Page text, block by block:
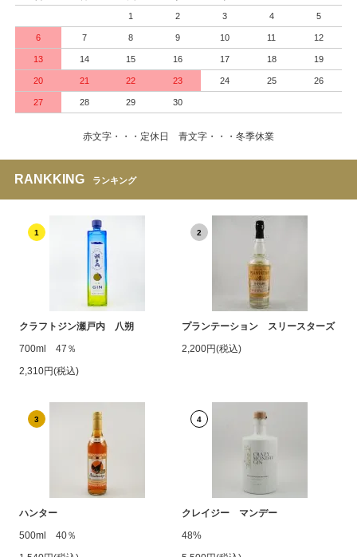
1 2 3 4 5
6 7 8 9 10 11 12
13 14 15 16 17 18 19
20 21 22 23 24 25 26
27 28 29 30
赤文字・・・定休日 青文字・・・冬季休業
RANKKING ランキング
1
クラフトジン瀬戸内 八朔
700ml 47％
2,310円(税込)
2
プランテーション スリースターズ
2,200円(税込)
3
ハンター
500ml 40％
4
クレイジー マンデー
48%